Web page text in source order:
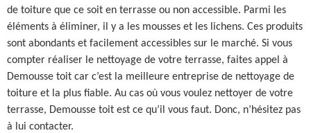
de toiture que ce soit en terrasse ou non accessible. Parmi les
éléments à éliminer, il y a les mousses et les lichens. Ces produits
sont abondants et facilement accessibles sur le marché. Si vous
compter réaliser le nettoyage de votre terrasse, faites appel à
Demousse toit car c’est la meilleure entreprise de nettoyage de
toiture et la plus fiable. Au cas où vous voulez nettoyer de votre
terrasse, Demousse toit est ce qu’il vous faut. Donc, n’hésitez pas
à lui contacter.